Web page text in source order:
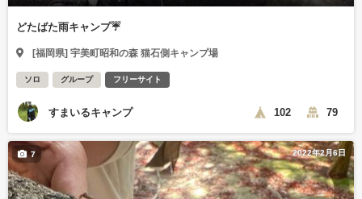
どたばた雨キャンプ☔
[福岡県] 宇美町昭和の森 猫石側キャンプ場
ソロ グループ フリーサイト
すまいるキャンプ 102 79
2022年2月6日
7